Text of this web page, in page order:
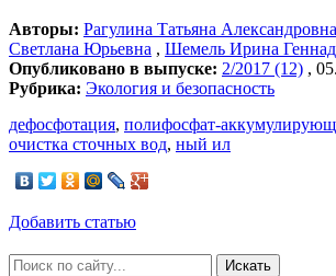
Авторы: Рагулина Татьяна Александровна
Светлана Юрьевна , Шемель Ирина
Опубликовано в выпуске: 2/2017 (12) ,
Рубрика: Экология и безопасность
дефосфотация, полифосфат-
очистка сточных вод, ный ил
Добавить статью
Искать